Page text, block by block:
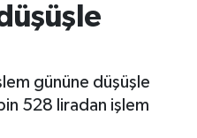
gününe düşüşle
528 liradan işlem
ve Fikstür